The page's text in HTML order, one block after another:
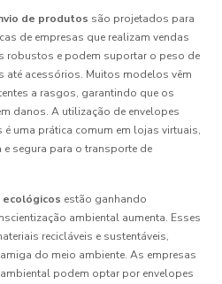
de produtos são projetados para
de empresas que realizam vendas
robustos e podem suportar o peso de
acessórios. Muitos modelos vêm
a rasgos, garantindo que os
danos. A utilização de envelopes
uma prática comum em lojas virtuais,
segura para o transporte de
estão ganhando
ambiental aumenta. Esses
recicláveis e sustentáveis,
do meio ambiente. As empresas
podem optar por envelopes